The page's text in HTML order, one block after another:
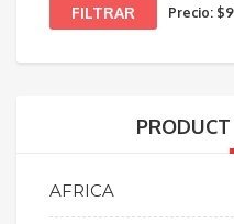
Precio
Precio
FILTRAR Precio:
AFRICA